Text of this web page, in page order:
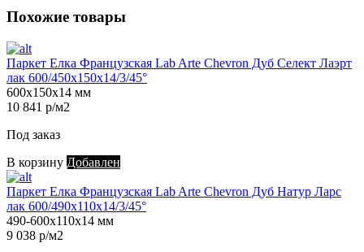
Похожие товары
Паркет Елка Французская Lab Arte Chevron Дуб Селект Лаэрт
лак 600/450х150х14/3/45°
600х150х14 мм
10 841 р/м2
Под заказ
В корзину Добавлен
Паркет Елка Французская Lab Arte Chevron Дуб Натур Ларс
лак 600/490х110х14/3/45°
490-600х110х14 мм
9 038 р/м2